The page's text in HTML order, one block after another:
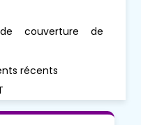
couverture de
récents